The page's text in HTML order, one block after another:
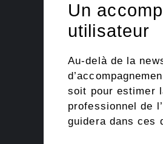
Un
utilisateur
Au-delà de la
soit pour estimer
professionnel de
guidera dans ces